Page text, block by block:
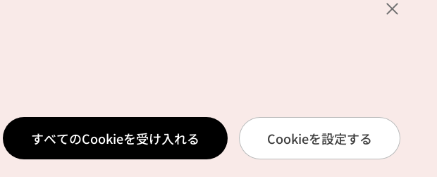
位置情報サービス利用規約
個人位置情報取扱いポリシー
すべてのCookieを受け入れる Cookieを設定する